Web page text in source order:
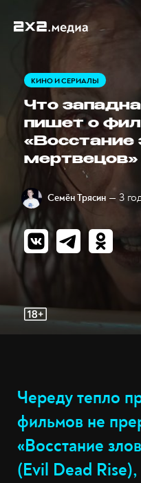
КИНО И СЕРИАЛЫ
Что
пишет о
мертвецов»
Семён Трясин — 3
Череду тепло
фильмов не
«Восстание
(Evil Dead